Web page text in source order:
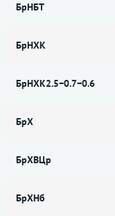
БрНБТ
БрНХК
БрНХК2.5−0.7−0.6
БрХ
БрХВЦр
БрХНб